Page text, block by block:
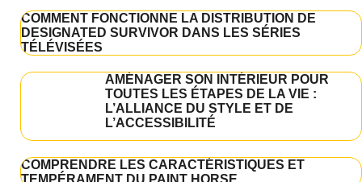
COMMENT FONCTIONNE LA DISTRIBUTION DE
DESIGNATED SURVIVOR DANS LES SÉRIES
TÉLÉVISÉES
AMÉNAGER SON INTÉRIEUR POUR
TOUTES LES ÉTAPES DE LA VIE :
L’ALLIANCE DU STYLE ET DE
L’ACCESSIBILITÉ
COMPRENDRE LES CARACTÉRISTIQUES ET
TEMPÉRAMENT DU PAINT HORSE